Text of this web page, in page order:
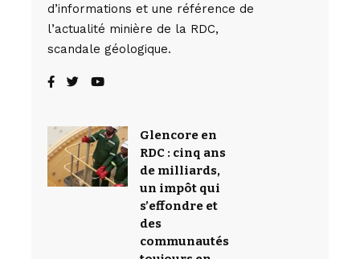
d’informations et une référence de
l’actualité minière de la RDC,
scandale géologique.
Glencore en
RDC : cinq ans
de milliards,
un impôt qui
s’effondre et
des
communautés